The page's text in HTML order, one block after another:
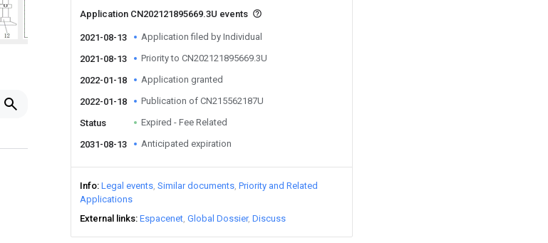
Application CN202121895669.3U events
2021-08-13 Application filed by Individual
2021-08-13 Priority to CN202121895669.3U
2022-01-18 Application granted
2022-01-18 Publication of CN215562187U
Status Expired - Fee Related
2031-08-13 Anticipated expiration
Info Legal events Similar documents Priority and Related
Applications
External links Espacenet Global Dossier Discuss